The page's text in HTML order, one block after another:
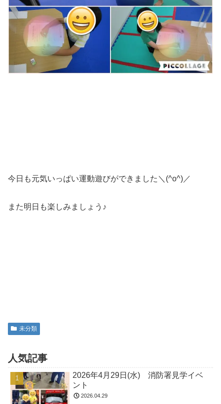
今日も元気いっぱい運動遊びができました＼(^o^)／
また明日も楽しみましょう♪
未分類
人気記事
2026年4月29日(水) 消防署見学イベ
ント
2026.04.29